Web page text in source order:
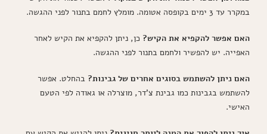
במקרר עד 3 ימים בקופסה אטומה. מומלץ לחמם בתנור לפני ההגשה.
האם אפשר להקפיא את הקיש? כן, ניתן להקפיא את הקיש לאחר
האפייה. יש להפשיר ולחמם בתנור לפני ההגשה.
האם ניתן להשתמש בסוגים אחרים של גבינות? בהחלט. אפשר
להשתמש בגבינות כמו גבינת צ'דר, מוצרלה או גאודה לפי הטעם
האישי.